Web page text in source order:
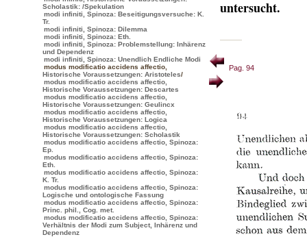
Scholastik: /Spekulation
modi infiniti, Spinoza: Beseitigungsversuche: K.
Tr.
modi infiniti, Spinoza: Dilemma
modi infiniti, Spinoza: Eth.
modi infiniti, Spinoza: Problemstellung: Inhärenz
und Dependenz
modi infiniti, Spinoza: Unendlich Endliche Modi
modus modificatio accidens affectio
Historische Voraussetzungen: Aristoteles/
modus modificatio accidens affectio,
Historische Voraussetzungen: Descartes
modus modificatio accidens affectio,
Historische Voraussetzungen: Geulincx
modus modificatio accidens affectio,
Historische Voraussetzungen: Logica
modus modificatio accidens affectio,
Historische Voraussetzungen: Scholastik
modus modificatio accidens affectio, Spinoza:
Ep.
modus modificatio accidens affectio, Spinoza:
Eth.
modus modificatio accidens affectio, Spinoza:
K. Tr.
modus modificatio accidens affectio, Spinoza:
Logische und ontologische Fassung
modus modificatio accidens affectio, Spinoza:
Princ. phil., Cog. met.
modus modificatio accidens affectio, Spinoza:
Verhältnis der Modi zum Subject, Inhärenz und
Dependenz
untersucht.
Pag. 94